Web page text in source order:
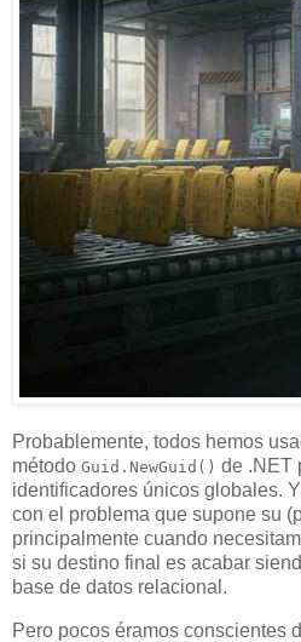
Probablemente, todos hemos
método Guid.NewGuid() de .NET
identificadores únicos globales.
con el problema que supone su
principalmente cuando
si su destino final es acabar
base de datos relacional.
Pero pocos éramos conscientes